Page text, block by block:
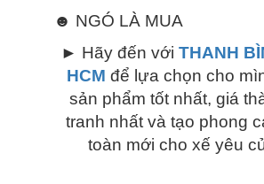
☻ NGÓ LÀ MUA
► Hãy đến với THANH
HCM để lựa chọn cho
sản phẩm tốt nhất, giá
tranh nhất và tạo phong
toàn mới cho xế yêu